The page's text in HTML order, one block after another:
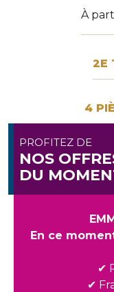
À
2E
4
PROFITEZ DE
NOS
DU
En ce
✔
✔